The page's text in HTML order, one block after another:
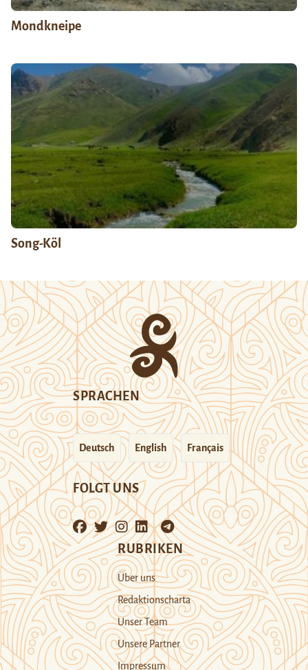
Mondkneipe
Song-Köl
SPRACHEN
Deutsch English Français
FOLGT UNS
RUBRIKEN
Über uns
Redaktionscharta
Unser Team
Unsere Partner
Impressum